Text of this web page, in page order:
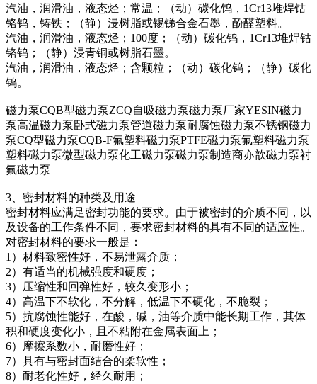
汽油，润滑油，液态烃；常温；（动）碳化钨，1Cr13堆焊钴
铬钨，铸铁；（静）浸树脂或锡锑合金石墨，酚醛塑料。
汽油，润滑油，液态烃；100度；（动）碳化钨，1Cr13堆焊钴
铬钨；（静）浸青铜或树脂石墨。
汽油，润滑油，液态烃；含颗粒；（动）碳化钨；（静）碳化
钨。
磁力泵CQB型磁力泵ZCQ自吸磁力泵磁力泵厂家YESIN磁力
泵高温磁力泵卧式磁力泵管道磁力泵耐腐蚀磁力泵不锈钢磁力
泵CQ型磁力泵CQB-F氟塑料磁力泵PTFE磁力泵氟塑料磁力泵
塑料磁力泵微型磁力泵化工磁力泵磁力泵制造商亦歆磁力泵衬
氟磁力泵
3、密封材料的种类及用途
密封材料应满足密封功能的要求。由于被密封的介质不同，以
及设备的工作条件不同，要求密封材料的具有不同的适应性。
对密封材料的要求一般是：
1）材料致密性好，不易泄露介质；
2）有适当的机械强度和硬度；
3）压缩性和回弹性好，较久变形小；
4）高温下不软化，不分解，低温下不硬化，不脆裂；
5）抗腐蚀性能好，在酸，碱，油等介质中能长期工作，其体
积和硬度变化小，且不粘附在金属表面上；
6）摩擦系数小，耐磨性好；
7）具有与密封面结合的柔软性；
8）耐老化性好，经久耐用；